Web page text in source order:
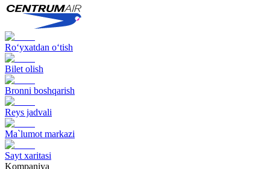
Ro‘yxatdan o‘tish
Bilet olish
Bronni boshqarish
Reys jadvali
Ma`lumot markazi
Sayt xaritasi
Kompaniya